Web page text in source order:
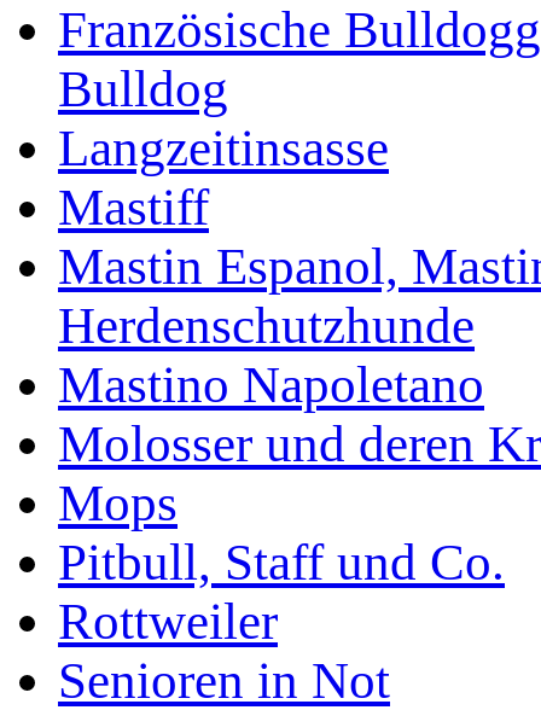
Französische
Bulldog
Langzeitinsasse
Mastiff
Mastin Espanol,
Herdenschutzhunde
Mastino Napoletano
Molosser und deren
Mops
Pitbull, Staff und Co.
Rottweiler
Senioren in Not